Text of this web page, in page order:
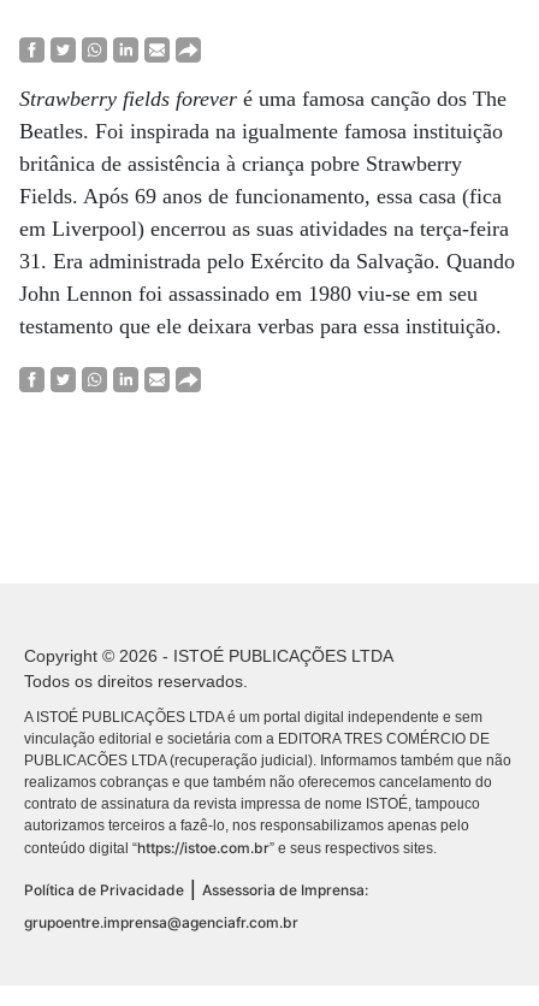
Strawberry fields forever é uma famosa canção dos The
Beatles. Foi inspirada na igualmente famosa instituição
britânica de assistência à criança pobre Strawberry
Fields. Após 69 anos de funcionamento, essa casa (fica
em Liverpool) encerrou as suas atividades na terça-feira
31. Era administrada pelo Exército da Salvação. Quando
John Lennon foi assassinado em 1980 viu-se em seu
testamento que ele deixara verbas para essa instituição.
Copyright © 2026 - ISTOÉ PUBLICAÇÕES LTDA
Todos os direitos reservados.
A ISTOÉ PUBLICAÇÕES LTDA é um portal digital independente e sem
vinculação editorial e societária com a EDITORA TRES COMÉRCIO DE
PUBLICACÕES LTDA (recuperação judicial). Informamos também que não
realizamos cobranças e que também não oferecemos cancelamento do
contrato de assinatura da revista impressa de nome ISTOÉ, tampouco
autorizamos terceiros a fazê-lo, nos responsabilizamos apenas pelo
conteúdo digital “https://istoe.com.br” e seus respectivos sites.
Política de Privacidade
Assessoria de Imprensa:
grupoentre.imprensa@agenciafr.com.br